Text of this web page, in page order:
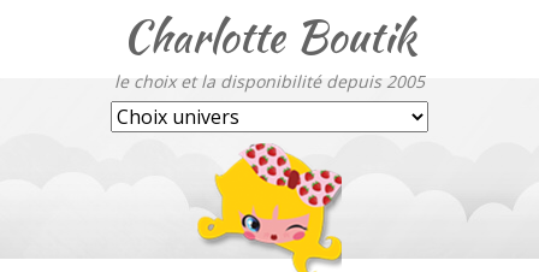
Charlotte Boutik
le choix et la disponibilité depuis 2005